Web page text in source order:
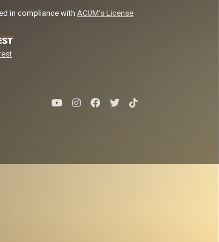
in compliance with ACUM's License